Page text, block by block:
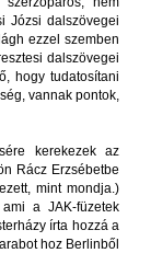
Józsi dalszövegei
ezzel szemben
dalszövegei
hogy tudatosítani
vannak pontok,
kerekezek az
Rácz Erzsébetbe
mint mondja.)
a JAK-füzetek
írta hozzá a
hoz Berlinből